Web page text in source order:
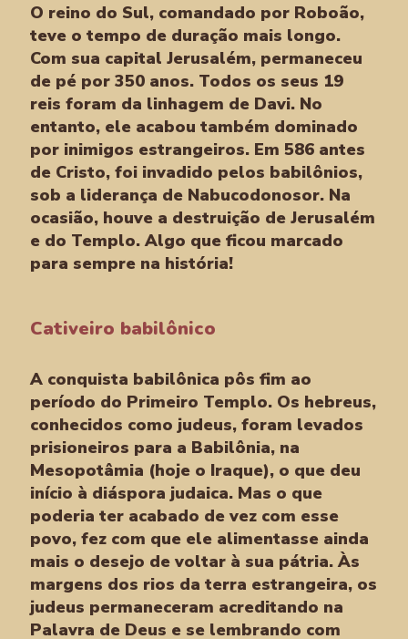
O reino do Sul, comandado por Roboão,
teve o tempo de duração mais longo.
Com sua capital Jerusalém, permaneceu
de pé por 350 anos. Todos os seus 19
reis foram da linhagem de Davi. No
entanto, ele acabou também dominado
por inimigos estrangeiros. Em 586 antes
de Cristo, foi invadido pelos babilônios,
sob a liderança de Nabucodonosor. Na
ocasião, houve a destruição de Jerusalém
e do Templo. Algo que ficou marcado
para sempre na história!
Cativeiro babilônico
A conquista babilônica pôs fim ao
período do Primeiro Templo. Os hebreus,
conhecidos como judeus, foram levados
prisioneiros para a Babilônia, na
Mesopotâmia (hoje o Iraque), o que deu
início à diáspora judaica. Mas o que
poderia ter acabado de vez com esse
povo, fez com que ele alimentasse ainda
mais o desejo de voltar à sua pátria. Às
margens dos rios da terra estrangeira, os
judeus permaneceram acreditando na
Palavra de Deus e se lembrando com